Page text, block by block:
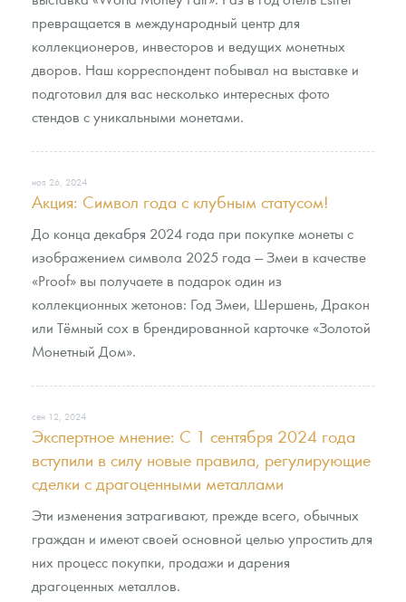
Русская нумизматика
Золотая карманная галерея
Монеты и жетоны из недрагоценных металлов
превращается в международный центр для
коллекционеров, инвесторов и ведущих монетных
дворов. Наш корреспондент побывал на выставке и
подготовил для вас несколько интересных фото
стендов с уникальными монетами.
ноя 26, 2024
Акция: Символ года с клубным статусом!
До конца декабря 2024 года при покупке монеты с
изображением символа 2025 года — Змеи в качестве
«Proof» вы получаете в подарок один из
коллекционных жетонов: Год Змеи, Шершень, Дракон
или Тёмный сох в брендированной карточке «Золотой
Монетный Дом».
сен 12, 2024
Экспертное мнение: С 1 сентября 2024 года
вступили в силу новые правила, регулирующие
сделки с драгоценными металлами
Эти изменения затрагивают, прежде всего, обычных
граждан и имеют своей основной целью упростить для
них процесс покупки, продажи и дарения
драгоценных металлов.